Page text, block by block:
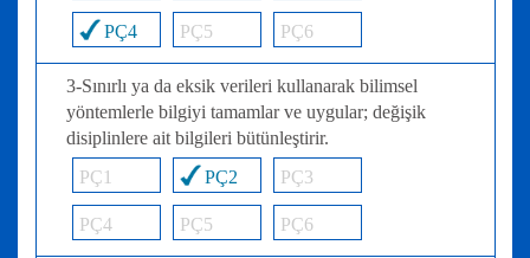
PÇ4 PÇ5 PÇ6
3-Sınırlı ya da eksik verileri kullanarak bilimsel
yöntemlerle bilgiyi tamamlar ve uygular; değişik
disiplinlere ait bilgileri bütünleştirir.
PÇ1
PÇ2 PÇ3
PÇ4 PÇ5 PÇ6